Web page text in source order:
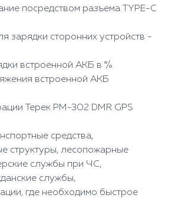
посредством разъема TYPE-C
зарядки сторонних устройств -
встроенной АКБ в %
встроенной АКБ
Терек РМ-302 DMR GPS
средства,
структуры, лесопожарные
службы при ЧС,
службы,
где необходимо быстрое